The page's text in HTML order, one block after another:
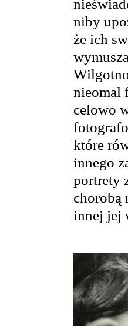
niby
że ich
nieomal
celowo
które
innego
portrety
chorobą
innej jej